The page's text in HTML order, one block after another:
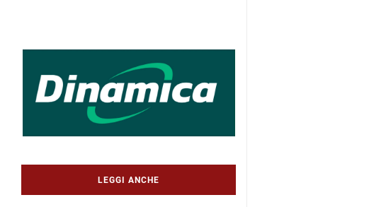
LEGGI ANCHE